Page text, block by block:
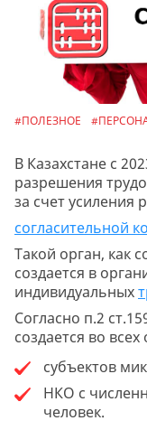
#ПОЛЕЗНОЕ
В Казахстане с
разрешения
за счет усиления
согласительной
Такой орган, как
создается в
индивидуальных
Согласно п.2
создается во
субъектов
НКО с
человек.